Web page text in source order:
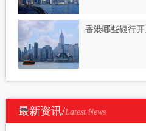
香港哪些银行
最新资讯/Latest News